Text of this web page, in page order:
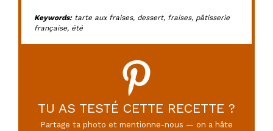
Keywords:tarte aux fraises, dessert, fraises, pâtisserie
française, été
TU AS TESTÉ CETTE RECETTE ?
Partage ta photo et mentionne-nous — on a hâte